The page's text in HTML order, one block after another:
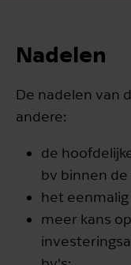
Nadelen
De nadelen van
andere:
de
bv binnen
het
meer kans